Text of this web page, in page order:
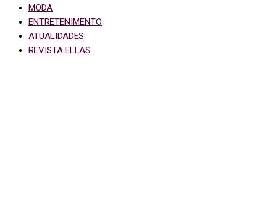
MODA
ENTRETENIMENTO
ATUALIDADES
REVISTA ELLAS